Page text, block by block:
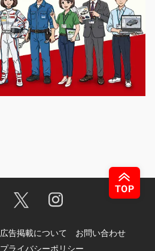
広告掲載について
お問い合わせ
プライバシーポリシー